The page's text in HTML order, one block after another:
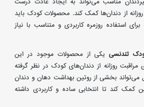
از دندان‌ها کمک کند. محصولات کودک باید
استفاده روزمره کاربردی و متناسب با نیاز
تندنسی یکی از محصولات موجود در این
روزانه از دندان‌های کودک در نظر گرفته
بخشی از روتین بهداشت دهان و دندان
کمک کند تا انتخابی ساده و کاربردی داشته